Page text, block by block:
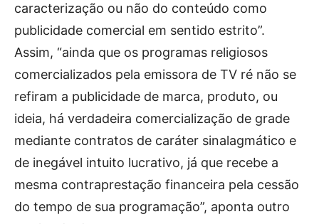
caracterização ou não do conteúdo como
publicidade comercial em sentido estrito”.
Assim, “ainda que os programas religiosos
comercializados pela emissora de TV ré não se
refiram a publicidade de marca, produto, ou
ideia, há verdadeira comercialização de grade
mediante contratos de caráter sinalagmático e
de inegável intuito lucrativo, já que recebe a
mesma contraprestação financeira pela cessão
do tempo de sua programação”, aponta outro